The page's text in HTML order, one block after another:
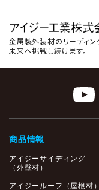
金属製外装材のリーディン
未来へ挑戦し続けます。
商品情報
アイジーサイディング
（外壁材）
アイジールーフ（屋根材）